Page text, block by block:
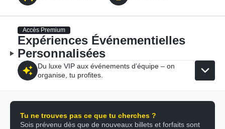
Accès Premium
Expériences Événementielles
Personnalisées
Du luxe VIP aux événements d’équipe – on
organise, tu profites.
Tu ne trouves pas ce que tu cherches ?
Sois prévenu dès que de nouveaux billets et forfaits sont